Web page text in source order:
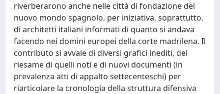
riverberarono anche nelle città di fondazione del
nuovo mondo spagnolo, per iniziativa, soprattutto,
di architetti italiani informati di quanto si andava
facendo nei domini europei della corte madrilena. Il
contributo si avvale di diversi grafici inediti, del
riesame di quelli noti e di nuovi documenti (in
prevalenza atti di appalto settecenteschi) per
riarticolare la cronologia della struttura difensiva